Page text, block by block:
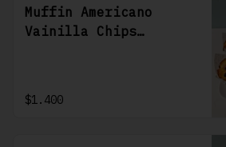
Muffin Americano
Vainilla Chips
$1.400